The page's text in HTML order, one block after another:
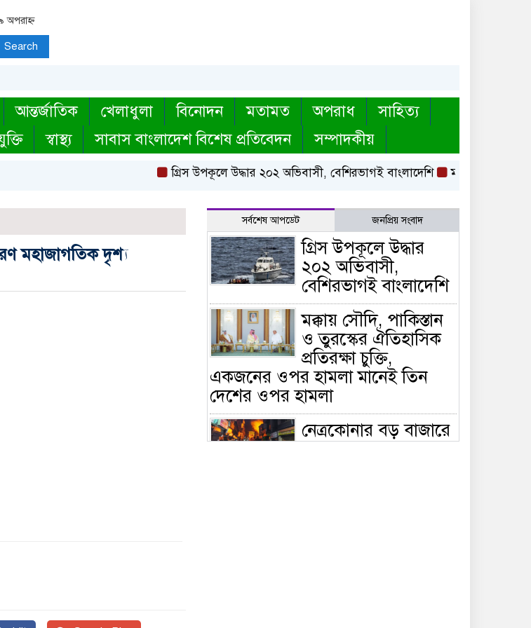
অপরাহ্ন
Search
আন্তর্জাতিক খেলাধুলা বিনোদন মতামত অপরাধ
সাহিত্য
স্বাস্থ্য সাবাস বাংলাদেশ বিশেষ প্রতিবেদন সম্পাদকীয়
গ্রিস উপকূলে উদ্ধার ২০২ অভিবাসী, বেশিরভাগই বাংলাদেশি মক্কায় সৌদি,
মহাজাগতিক দৃশ্য
সর্বশেষ আপডেট জনপ্রিয় সংবাদ
গ্রিস উপকূলে উদ্ধার
২০২ অভিবাসী,
বেশিরভাগই বাংলাদেশি
মক্কায় সৌদি, পাকিস্তান
ও তুরস্কের ঐতিহাসিক
প্রতিরক্ষা চুক্তি,
একজনের ওপর হামলা মানেই তিন
দেশের ওপর হামলা
নেত্রকোনার বড় বাজারে
ভয়াবহ আগুন, পুড়ছে ৫